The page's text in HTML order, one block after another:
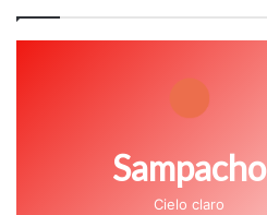
Sampacho
Cielo claro